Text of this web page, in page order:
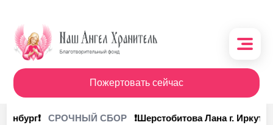
Пожертовать сейчас
О фонде
Поступления
СРОЧНЫЙ СБОР ❗Шерстобитова Лана г. Иркутск❗